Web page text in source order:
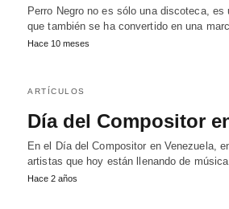
Perro Negro no es sólo una discoteca, es
que también se ha convertido en una
Hace 10 meses
ARTÍCULOS
Día del Compositor
En el Día del Compositor en Venezuela,
artistas que hoy están llenando de
Hace 2 años